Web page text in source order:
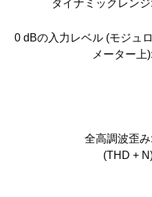
ダイナミックレンジ:
0 dBの入力レベル (モジュロ
メーター上):
全高調波歪み:
(THD +